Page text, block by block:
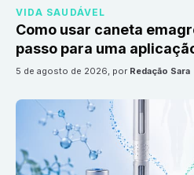
VIDA SAUDÁVEL
Como usar caneta
passo para uma
5 de agosto de 2026, por Redação Sara